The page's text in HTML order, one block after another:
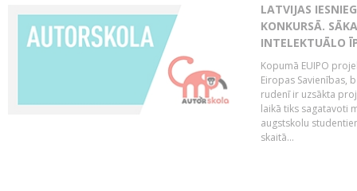
LATVIJAS
KONKURSĀ.
INTELEKTUĀLO
Kopumā EUIPO
Eiropas Savienības,
rudenī ir uzsākta
laikā tiks sagatavoti
augstskolu
skaitā...